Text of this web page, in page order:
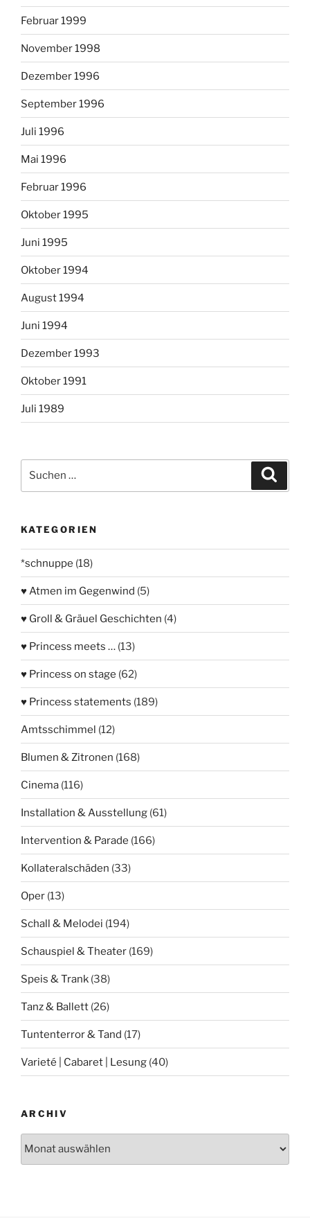
Februar 1999
November 1998
Dezember 1996
September 1996
Juli 1996
Mai 1996
Februar 1996
Oktober 1995
Juni 1995
Oktober 1994
August 1994
Juni 1994
Dezember 1993
Oktober 1991
Juli 1989
nach:
KATEGORIEN
*schnuppe (18)
♥ Atmen im Gegenwind (5)
♥ Groll & Gräuel Geschichten (4)
♥ Princess meets … (13)
♥ Princess on stage (62)
♥ Princess statements (189)
Amtsschimmel (12)
Blumen & Zitronen (168)
Cinema (116)
Installation & Ausstellung (61)
Intervention & Parade (166)
Kollateralschäden (33)
Oper (13)
Schall & Melodei (194)
Schauspiel & Theater (169)
Speis & Trank (38)
Tanz & Ballett (26)
Tuntenterror & Tand (17)
Varieté | Cabaret | Lesung (40)
ARCHIV